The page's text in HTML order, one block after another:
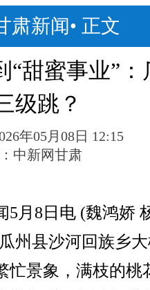
肃新闻• 正文
“甜蜜事业”：
级跳？
年05月08日 12:15
中新网甘肃
8日电 (魏鸿娇
州县沙河回族乡
忙景象，满枝的桃